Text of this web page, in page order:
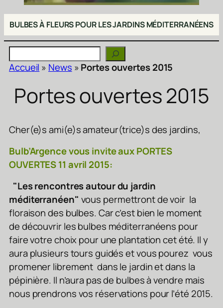
BULBES À FLEURS POUR LES JARDINS MÉDITERRANÉENS
Accueil » News » Portes ouvertes 2015
Portes ouvertes 2015
Cher(e)s ami(e)s amateur(trice)s des jardins,
Bulb’Argence vous invite aux PORTES
OUVERTES 11 avril 2015:
"Les rencontres autour du jardin
méditerranéen" vous permettront de voir la
floraison des bulbes. Car c’est bien le moment
de découvrir les bulbes méditerranéens pour
faire votre choix pour une plantation cet été. Il y
aura plusieurs tours guidés et vous pourez vous
promener librement dans le jardin et dans la
pépinière. Il n’aura pas de bulbes à vendre mais
nous prendrons vos réservations pour l’été 2015.